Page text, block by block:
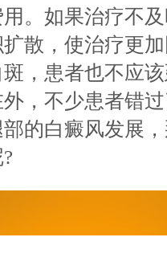
。如果治疗不
散，使治疗更
，患者也不应
，不少患者错
的白癜风发展